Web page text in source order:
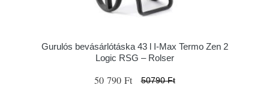
Gurulós bevásárlótáska 43 l I-Max Termo Zen 2
Logic RSG – Rolser
50 790 Ft 50790 Ft